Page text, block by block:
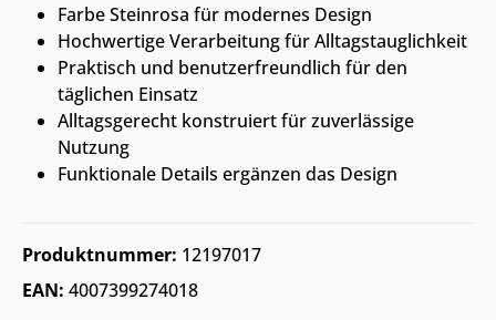
Farbe Steinrosa für modernes Design
Hochwertige Verarbeitung für Alltagstauglichkeit
Praktisch und benutzerfreundlich für den
täglichen Einsatz
Alltagsgerecht konstruiert für zuverlässige
Nutzung
Funktionale Details ergänzen das Design
Produktnummer: 12197017
EAN: 4007399274018